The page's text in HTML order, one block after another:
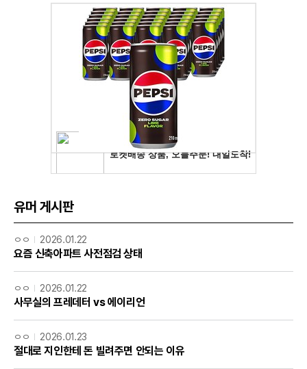
유머 게시판
ㅇㅇ 2026.01.22
요즘 신축아파트 사전점검 상태
ㅇㅇ 2026.01.22
사무실의 프레데터 vs 에이리언
ㅇㅇ 2026.01.23
절대로 지인한테 돈 빌려주면 안되는 이유